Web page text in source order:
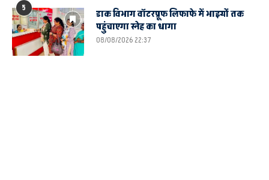
5
डाक विभाग वॉटरप्रूफ लिफाफे में भाइयों तक
पहुंचाएगा स्नेह का धागा
08/08/2026 22:37